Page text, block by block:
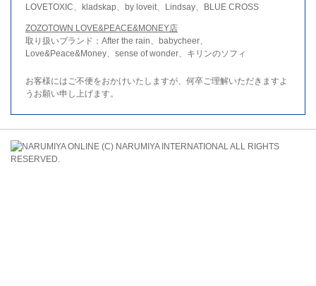
LOVETOXIC、kladskap、by loveit、Lindsay、BLUE CROSS
ZOZOTOWN LOVE&PEACE&MONEY店
取り扱いブランド：After the rain、babycheer、
Love&Peace&Money、sense of wonder、キリンのソフィ
お客様にはご不便をおかけいたしますが、何卒ご理解いただきますよ
うお願い申し上げます。